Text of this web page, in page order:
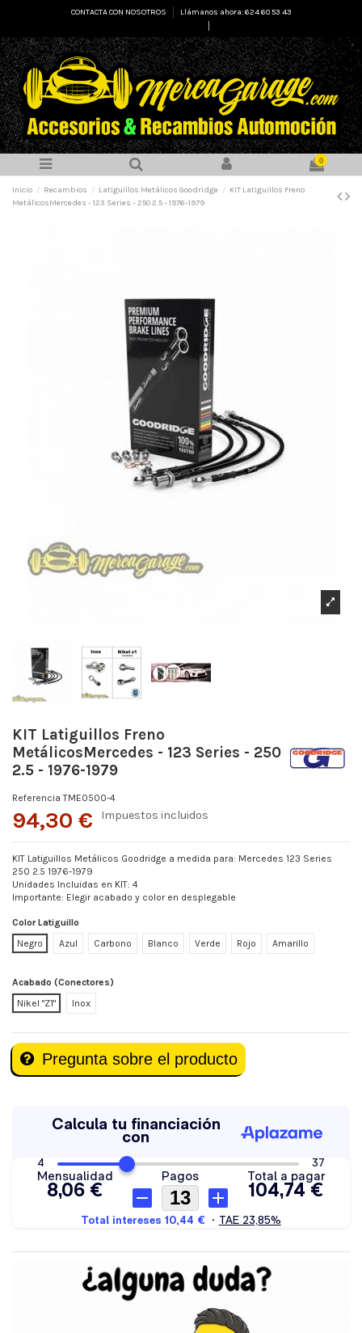
CONTACTA CON NOSOTROS
Llámanos ahora: 624 60 53 43
0
Inicio Recambios Latiguillos Metálicos Goodridge
KIT Latiguillos Freno
MetálicosMercedes - 123 Series - 250 2.5 - 1976-1979
KIT Latiguillos Freno
MetálicosMercedes - 123 Series - 250
2.5 - 1976-1979
Referencia TME0500-4
94,30 € Impuestos incluidos
KIT Latiguillos Metálicos Goodridge a medida para: Mercedes 123 Series
250 2.5 1976-1979
Unidades Incluidas en KIT: 4
Importante: Elegir acabado y color en desplegable
Color Latiguillo
Negro
Azul Carbono Blanco Verde Rojo Amarillo
Acabado (Conectores)
Nikel "Z1"
Inox
Pregunta sobre el producto